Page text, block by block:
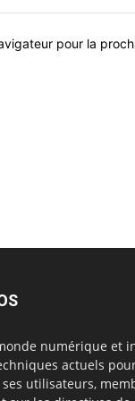
pour la
numérique et
actuels
utilisateurs,